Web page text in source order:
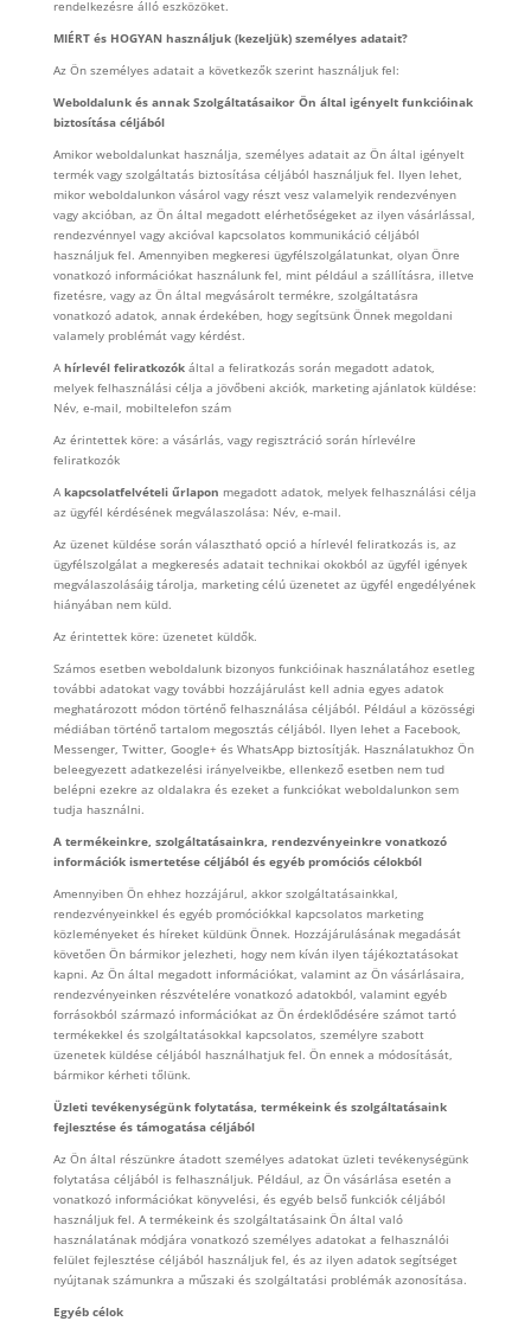
rendelkezésre álló eszközöket.
MIÉRT és HOGYAN használjuk (kezeljük) személyes adatait?
Az Ön személyes adatait a következők szerint használjuk fel:
Weboldalunk és annak Szolgáltatásaikor Ön által igényelt funkcióinak
biztosítása céljából
Amikor weboldalunkat használja, személyes adatait az Ön által igényelt
termék vagy szolgáltatás biztosítása céljából használjuk fel. Ilyen lehet,
mikor weboldalunkon vásárol vagy részt vesz valamelyik rendezvényen
vagy akcióban, az Ön által megadott elérhetőségeket az ilyen vásárlással,
rendezvénnyel vagy akcióval kapcsolatos kommunikáció céljából
használjuk fel. Amennyiben megkeresi ügyfélszolgálatunkat, olyan Önre
vonatkozó információkat használunk fel, mint például a szállításra, illetve
fizetésre, vagy az Ön által megvásárolt termékre, szolgáltatásra
vonatkozó adatok, annak érdekében, hogy segítsünk Önnek megoldani
valamely problémát vagy kérdést.
A hírlevél feliratkozókáltal a feliratkozás során megadott adatok,
melyek felhasználási célja a jövőbeni akciók, marketing ajánlatok küldése:
Név, e-mail, mobiltelefon szám
Az érintettek köre: a vásárlás, vagy regisztráció során hírlevélre
feliratkozók
A kapcsolatfelvételi űrlapon megadott adatok, melyek felhasználási célja
az ügyfél kérdésének megválaszolása: Név, e-mail.
Az üzenet küldése során választható opció a hírlevél feliratkozás is, az
ügyfélszolgálat a megkeresés adatait technikai okokból az ügyfél igények
megválaszolásáig tárolja, marketing célú üzenetet az ügyfél engedélyének
hiányában nem küld.
Az érintettek köre: üzenetet küldők.
Számos esetben weboldalunk bizonyos funkcióinak használatához esetleg
további adatokat vagy további hozzájárulást kell adnia egyes adatok
meghatározott módon történő felhasználása céljából. Például a közösségi
médiában történő tartalom megosztás céljából. Ilyen lehet a Facebook,
Messenger, Twitter, Google+ és WhatsApp biztosítják. Használatukhoz Ön
beleegyezett adatkezelési irányelveikbe, ellenkező esetben nem tud
belépni ezekre az oldalakra és ezeket a funkciókat weboldalunkon sem
tudja használni.
A termékeinkre, szolgáltatásainkra, rendezvényeinkre vonatkozó
információk ismertetése céljából és egyéb promóciós célokból
Amennyiben Ön ehhez hozzájárul, akkor szolgáltatásainkkal,
rendezvényeinkkel és egyéb promóciókkal kapcsolatos marketing
közleményeket és híreket küldünk Önnek. Hozzájárulásának megadását
követően Ön bármikor jelezheti, hogy nem kíván ilyen tájékoztatásokat
kapni. Az Ön által megadott információkat, valamint az Ön vásárlásaira,
rendezvényeinken részvételére vonatkozó adatokból, valamint egyéb
forrásokból származó információkat az Ön érdeklődésére számot tartó
termékekkel és szolgáltatásokkal kapcsolatos, személyre szabott
üzenetek küldése céljából használhatjuk fel. Ön ennek a módosítását,
bármikor kérheti tőlünk.
Üzleti tevékenységünk folytatása, termékeink és szolgáltatásaink
fejlesztése és támogatása céljából
Az Ön által részünkre átadott személyes adatokat üzleti tevékenységünk
folytatása céljából is felhasználjuk. Például, az Ön vásárlása esetén a
vonatkozó információkat könyvelési, és egyéb belső funkciók céljából
használjuk fel. A termékeink és szolgáltatásaink Ön által való
használatának módjára vonatkozó személyes adatokat a felhasználói
felület fejlesztése céljából használjuk fel, és az ilyen adatok segítséget
nyújtanak számunkra a műszaki és szolgáltatási problémák azonosítása.
Egyéb célok